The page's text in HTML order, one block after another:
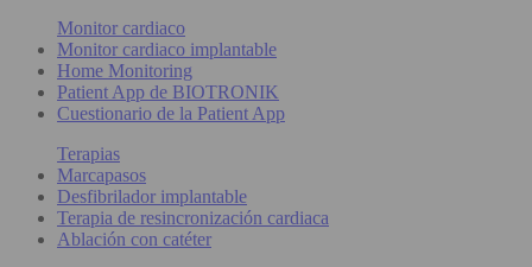
Monitor cardiaco
Monitor cardiaco implantable
Home Monitoring
Patient App de BIOTRONIK
Cuestionario de la Patient App
Terapias
Marcapasos
Desfibrilador implantable
Terapia de resincronización cardiaca
Ablación con catéter